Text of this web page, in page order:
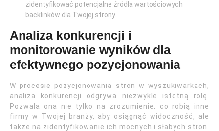
zidentyfikować potencjalne źródła wartościowych
backlinków dla Twojej strony.
Analiza konkurencji i
monitorowanie wyników dla
efektywnego pozycjonowania
W procesie pozycjonowania stron w wyszukiwarkach,
analiza konkurencji odgrywa niezwykle istotną rolę.
Pozwala ona nie tylko na zrozumienie, co robią inne
firmy w Twojej branży, aby osiągnąć widoczność, ale
także na zidentyfikowanie ich mocnych i słabych stron.